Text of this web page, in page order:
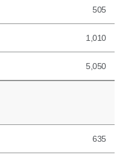
505
1,010
5,050
635